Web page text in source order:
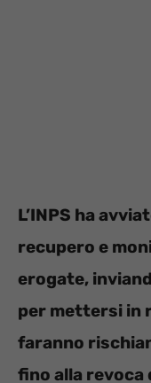
L’INPS ha
recupero e
erogate,
per mettersi in
faranno
fino alla